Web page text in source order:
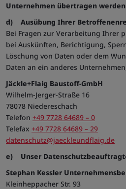
Unternehmen übertragen
d) Ausübung Ihrer
Bei Fragen zur Verarbeitung Ihrer
bei Auskünften, Berichtigung,
Löschung von Daten oder dem
Daten an ein anderes
Jäckle+Flaig Baustoff-GmbH
Wilhelm-Jerger-Straße 16
78078 Niedereschach
Telefon +49 7728 64689 – 0
Telefax +49 7728 64689 – 29
datenschutz@jaeckleundflaig.de
e) Unser
Stephan Kessler
Kleinheppacher Str. 93
SID
google.com
SSID
google.com